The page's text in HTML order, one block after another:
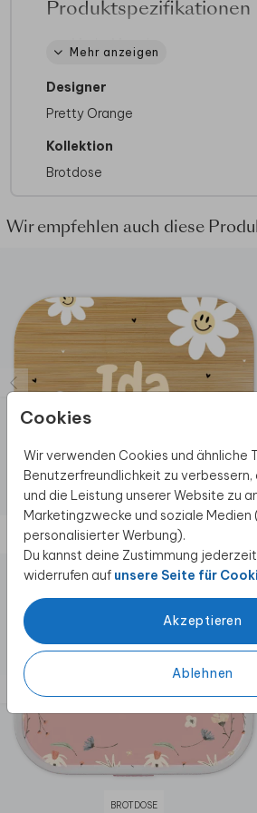
Cookies
Wir verwenden Cookies und ähnliche
Benutzerfreundlichkeit zu
und die Leistung unserer Website zu
Marketingzwecke und soziale Medien
personalisierter Werbung).
Du kannst deine Zustimmung
widerrufen auf unsere Seite für
Akzeptieren
Ablehnen
Produktspezifikationen
Marke:
Mepal
BPA-frei:
Pflegehinweis:
vorzugsweise per Hand
bis 60 Grad in der
Kindgerechte Nutzung:Einfach
Mehr anzeigen
Designer
Pretty Orange
Kollektion
Brotdose
Wir empfehlen auch diese
BROTDOSE
Diese Produkte könnten dir auch
BROTDOSE